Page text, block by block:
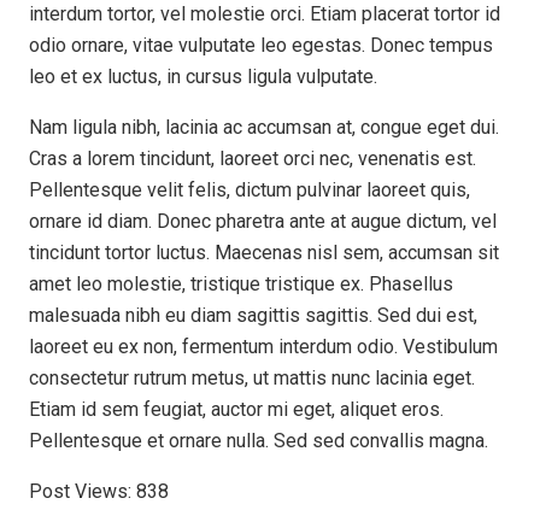
interdum tortor, vel molestie orci. Etiam placerat tortor id
odio ornare, vitae vulputate leo egestas. Donec tempus
leo et ex luctus, in cursus ligula vulputate.
Nam ligula nibh, lacinia ac accumsan at, congue eget dui.
Cras a lorem tincidunt, laoreet orci nec, venenatis est.
Pellentesque velit felis, dictum pulvinar laoreet quis,
ornare id diam. Donec pharetra ante at augue dictum, vel
tincidunt tortor luctus. Maecenas nisl sem, accumsan sit
amet leo molestie, tristique tristique ex. Phasellus
malesuada nibh eu diam sagittis sagittis. Sed dui est,
laoreet eu ex non, fermentum interdum odio. Vestibulum
consectetur rutrum metus, ut mattis nunc lacinia eget.
Etiam id sem feugiat, auctor mi eget, aliquet eros.
Pellentesque et ornare nulla. Sed sed convallis magna.
Post Views: 838